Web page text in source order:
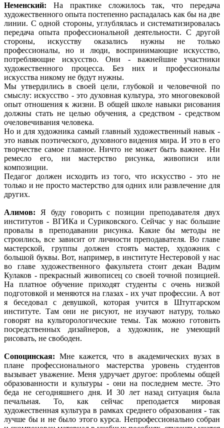
Неменский: На практике сложилось так, что передача
художественного опыта постепенно распадалась как бы на две
линии. С одной стороны, углублялась и систематизировалась
передача опыта профессиональной деятельности. С другой
стороны, искусству оказались нужны не только
профессионалы, но и люди, воспринимающие искусство,
потребляющие искусство. Они - важнейшие участники
художественного процесса. Без них и профессионалы
искусства никому не будут нужны.
Мы утвердились в своей цели, глубокой и человечной по
смыслу: искусство - это духовная культура, это многовековой
опыт отношения к жизни. В общей школе навыки рисования
должны стать не целью обучения, а средством - средством
очеловечивания человека.
Но и для художника самый главный художественный навык -
это навык поэтического, духовного видения мира. И это в его
творчестве самое главное. Ничто не может быть важнее. Ни
ремесло его, ни мастерство рисунка, живописи или
композиции.
Педагог должен исходить из того, что искусство - это не
только и не просто мастерство для одних или развлечение для
других.
Алимов: Я буду говорить с позиции преподавателя двух
институтов - ВГИКа и Суриковского. Сейчас у нас большие
провалы в преподавании рисунка. Какие бы методы не
строились, все зависит от личности преподавателя. Во главе
мастерской, группы должен стоять мастер, художник с
большой буквы. Вот, например, в институте Нестеровой у нас
во главе художественного факультета стоит декан Вадим
Кулаков - прекрасный живописец со своей точной позицией.
На платное обучение приходят студенты с очень низкой
подготовкой и меняются на глазах - их учат профессии. А вот
я беседовал с девушкой, которая учится в Штутгарском
институте. Там они не рисуют, не изучают натуру, только
говорят на культорологические темы. Так можно готовить
посредственных дизайнеров, а художник, не умеющий
рисовать, не свободен.
Сопоцинская:Мне кажется, что в академических вузах в
плане профессионального мастерства уровень студентов
вызывает уважение. Меня удручает другое: проблемы общей
образованности и культуры - они на последнем месте. Это
беда не сегодняшнего дня. И 30 лет назад ситуация была
печальная. То, как сейчас преподается мировая
художественная культура в рамках среднего образования - так
лучше бы и не было этого курса. Непрофессионально собран